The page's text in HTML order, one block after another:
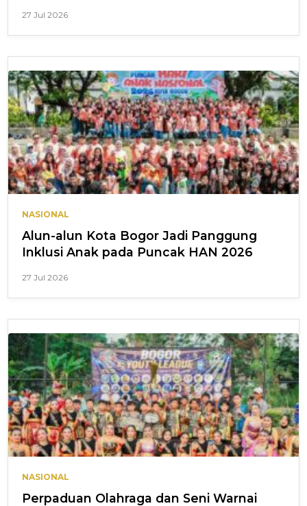
27 Jul 2026
NASIONAL
Alun-alun Kota Bogor Jadi Panggung
Inklusi Anak pada Puncak HAN 2026
27 Jul 2026
NASIONAL
Perpaduan Olahraga dan Seni Warnai